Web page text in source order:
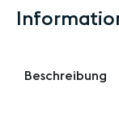
Beschreibung